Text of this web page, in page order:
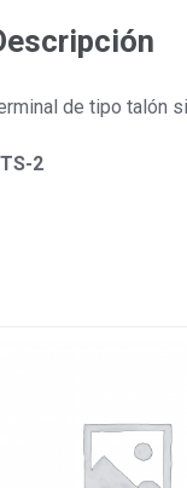
de tipo talón
2